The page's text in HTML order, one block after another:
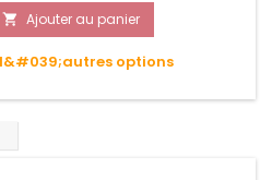
très résistante aux UV et aux
n'absorbe pas l'eau.
 Ajouter au panier
options